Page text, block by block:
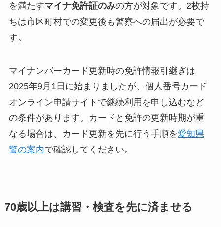
を満たすマイナ免許証のみの方が対象です。2枚持
ちは市区町村での変更後も警察への届出が必要で
す。
マイナンバーカード更新時の免許情報引継ぎは
2025年9月1日に始まりましたが、個人番号カード
オンライン申請サイトで継続利用を申し込むなど
の条件があります。カードと免許の更新時期が重
なる場合は、カード更新を先に行う手順を愛知県
警の案内で確認してください。
70歳以上は講習・検査を先に済ませる